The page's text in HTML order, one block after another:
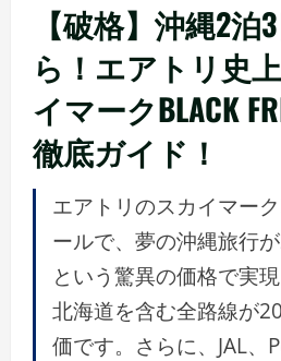
【破格】沖縄2泊
ら！エアトリ史
イマークBLACK
徹底ガイド！
エアトリのスカイマー
ールで、夢の沖縄旅行
という驚異の価格で実
北海道を含む全路線が
価です。さらに、JAL、